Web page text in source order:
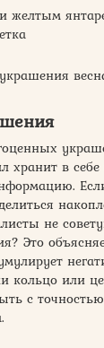
желтым
хранит в
не
Это
кольцо или
с